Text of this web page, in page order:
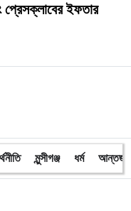
প্রেসক্লাবের ইফতার
মুন্সীগঞ্জ ধর্ম